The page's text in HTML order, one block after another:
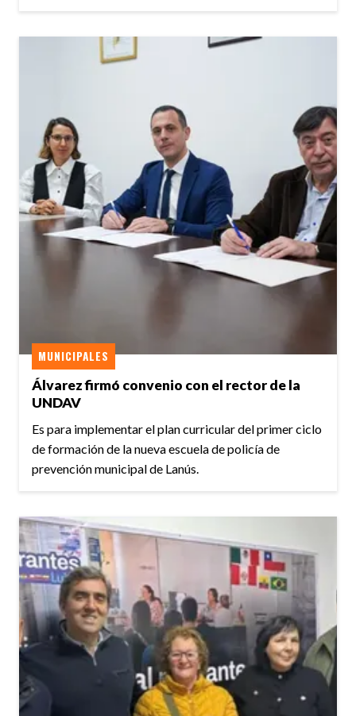
Álvarez firmó convenio con el rector de la
UNDAV
MUNICIPALES
Es para implementar el plan curricular del primer ciclo
de formación de la nueva escuela de policía de
prevención municipal de Lanús.